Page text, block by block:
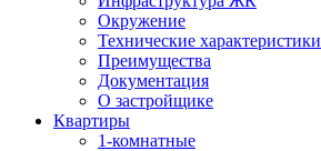
Окружение
Технические характеристики
Преимущества
Документация
О застройщике
Квартиры
1-комнатные